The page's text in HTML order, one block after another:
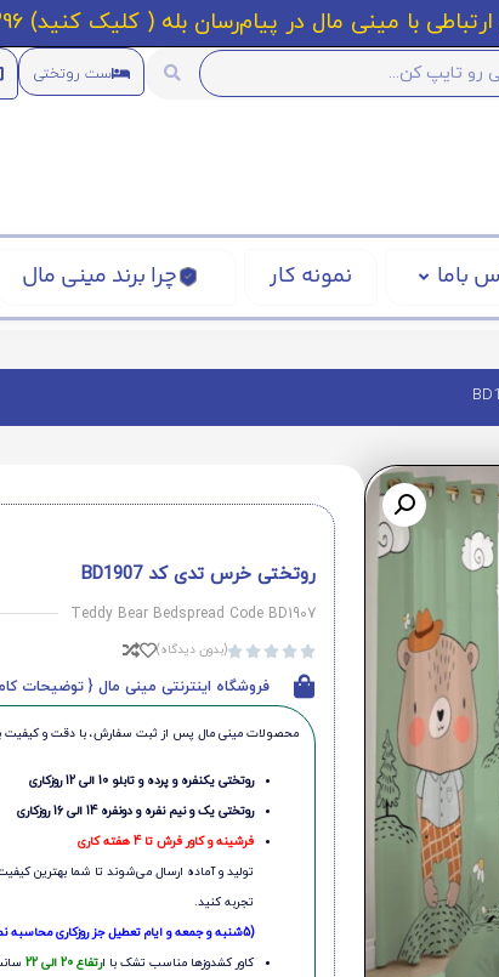
با مینی مال در پیام‌رسان بله ( کلیک کنید) 09218315396
ست روتختی
باما نمونه کار چرا برند مینی مال
روتختی خرس تدی کد BD1907
Teddy Bear Bedspread Code BD1907




(بدون دیدگاه)
فروشگاه اینترنتی مینی مال { توضیحات
محصولات مینی‌ مال پس از ثبت سفارش، با دقت و کیفیت
روتختی یکنفره و پرده و تابلو 10 الی 12 روزکاری
روتختی یک و نیم نفره و دونفره 14 الی 16 روزکاری
فرشینه و کاور فرش تا 4 هفته کاری
تولید و آماده ارسال می‌شوند تا شما بهترین
تجربه کنید.
(5شنبه و جمعه و ایام تعطیل جز روزکاری محاسبه نمیشود)
کاور کشدوزها مناسب تشک با ارتفاع 20 الی 22